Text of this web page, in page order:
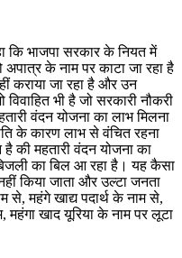
कि भाजपा सरकार के नियत में
के नाम पर काटा जा रहा है
कराया जा रहा है और उन
भी है जो सरकारी नौकरी
वंदन योजना का लाभ मिलना
के कारण लाभ से वंचित रहना
की महतारी वंदन योजना का
का बिल आ रहा है। यह कैसा
किया जाता और उल्टा जनता
से, महंगे खाद्य पदार्थ के नाम से,
महंगा खाद यूरिया के नाम पर लूटा